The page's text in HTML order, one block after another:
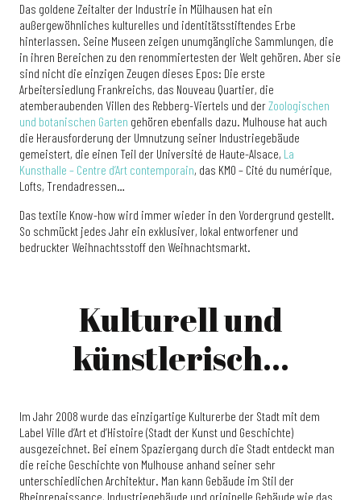
Das goldene Zeitalter der Industrie in Mülhausen hat ein
außergewöhnliches kulturelles und identitätsstiftendes Erbe
hinterlassen. Seine Museen zeigen unumgängliche Sammlungen, die
in ihren Bereichen zu den renommiertesten der Welt gehören. Aber sie
sind nicht die einzigen Zeugen dieses Epos: Die erste
Arbeitersiedlung Frankreichs, das Nouveau Quartier, die
atemberaubenden Villen des Rebberg-Viertels und derZoologischen
und botanischen Garten gehören ebenfalls dazu. Mulhouse hat auch
die Herausforderung der Umnutzung seiner Industriegebäude
gemeistert, die einen Teil der Université de Haute-Alsace, La
Kunsthalle – Centre d’Art contemporain, das KM0 – Cité du numérique,
Lofts, Trendadressen…
Das textile Know-how wird immer wieder in den Vordergrund gestellt.
So schmückt jedes Jahr ein exklusiver, lokal entworfener und
bedruckter Weihnachtsstoff den Weihnachtsmarkt.
Kulturell und
künstlerisch...
Im Jahr 2008 wurde das einzigartige Kulturerbe der Stadt mit dem
Label Ville d’Art et d’Histoire (Stadt der Kunst und Geschichte)
ausgezeichnet. Bei einem Spaziergang durch die Stadt entdeckt man
die reiche Geschichte von Mulhouse anhand seiner sehr
unterschiedlichen Architektur. Man kann Gebäude im Stil der
Rheinrenaissance, Industriegebäude und originelle Gebäude wie das